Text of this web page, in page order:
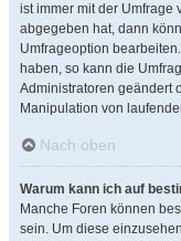
ist immer mit der Umfrage
abgegeben hat, dann
Umfrageoption
haben, so kann die
Administratoren geändert
Manipulation von
Nach oben
Warum kann ich auf
Manche Foren können
sein. Um diese